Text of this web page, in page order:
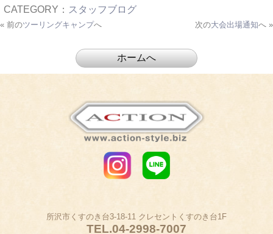
CATEGORY： スタッフブログ
« 前のツーリングキャンプへ 次の大会出場通知へ »
所沢市くすのき台3-18-11 クレセントくすのき台1F
TEL.04-2998-7007